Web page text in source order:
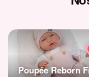
Poupée Reborn